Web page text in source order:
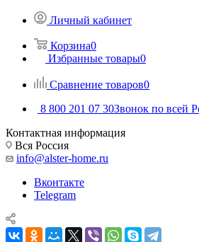
Личный кабинет
Корзина0
Избранные товары0
Сравнение товаров0
8 800 201 07 30Звонок по всей
Контактная информация
Вся Россия
info@alster-home.ru
Вконтакте
Telegram